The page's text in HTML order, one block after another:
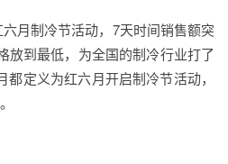
月制冷节活动，7天时间销售额突
放到最低，为全国的制冷行业打了
定义为红六月开启制冷节活动，